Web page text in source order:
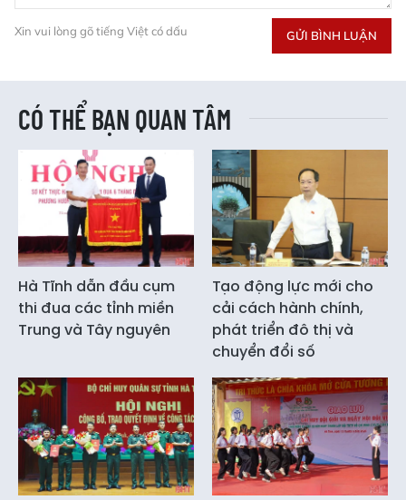
Xin vui lòng gõ tiếng Việt có dấu GỬI BÌNH LUẬN
CÓ THỂ BẠN QUAN TÂM
Hà Tĩnh dẫn đầu cụm
thi đua các tỉnh miền
Trung và Tây nguyên
Tạo động lực mới cho
cải cách hành chính,
phát triển đô thị và
chuyển đổi số